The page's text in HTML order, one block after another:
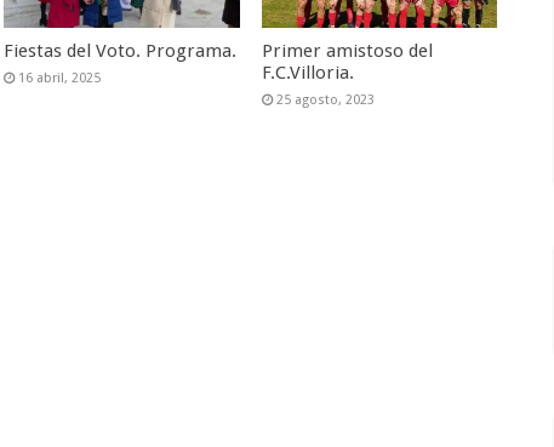
Fiestas del Voto. Programa.
16 abril, 2025
Primer amistoso del
F.C.Villoria.
25 agosto, 2023